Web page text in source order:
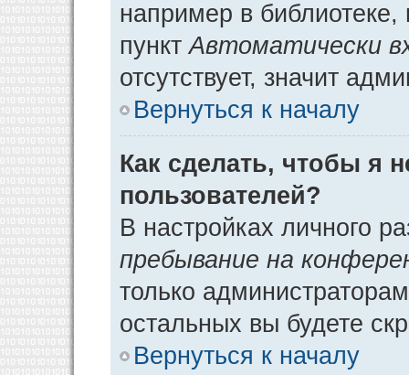
например в библиотеке,
пунктАвтоматически
отсутствует, значит
Вернуться к началу
Как сделать, чтобы я
пользователей?
В настройках личного
пребывание на
только
остальных вы будете
Вернуться к началу